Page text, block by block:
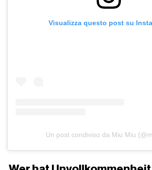
Visualizza questo post su
Un post condiviso da Miu Miu